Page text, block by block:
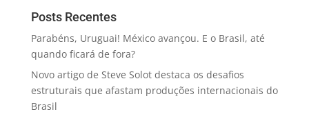
Posts Recentes
Parabéns, Uruguai! México avançou. E o Brasil, até
quando ficará de fora?
Novo artigo de Steve Solot destaca os desafios
estruturais que afastam produções internacionais do
Brasil